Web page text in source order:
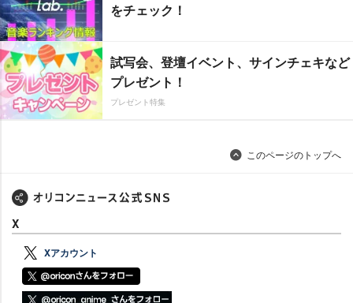
をチェック！
試写会、登壇イベント、サインチェキなど
プレゼント！
プレゼント特集
このページのトップへ
X
Xアカウント